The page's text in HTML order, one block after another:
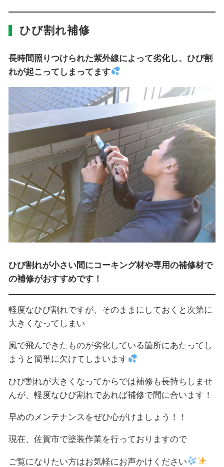
ひび割れ補修
長時間照りつけられた紫外線によって劣化し、ひび割
れが起こってしまってます
ひび割れが小さい間にコーキング材や専用の補修材で
の補修がおすすめです！
軽度なひび割れですが、そのままにしておくと次第に
大きくなってしまい
風で飛んできたものが劣化している箇所にあたってし
まうと簡単に欠けてしまいます
ひび割れが大きくなってからでは補修も長持ちしませ
んが、軽度なひび割れであれば補修で間に合います！
早めのメンテナンスをぜひ心がけましょう！！
現在、佐賀市で塗装作業を行っておりますので
ご覧になりたい方はお気軽にお声かけください